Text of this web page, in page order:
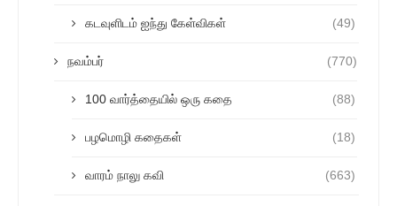
கடவுளிடம் ஐந்து கேள்விகள் (49)
நவம்பர் (770)
100 வார்த்தையில் ஒரு கதை (88)
பழமொழி கதைகள் (18)
வாரம் நாலு கவி (663)